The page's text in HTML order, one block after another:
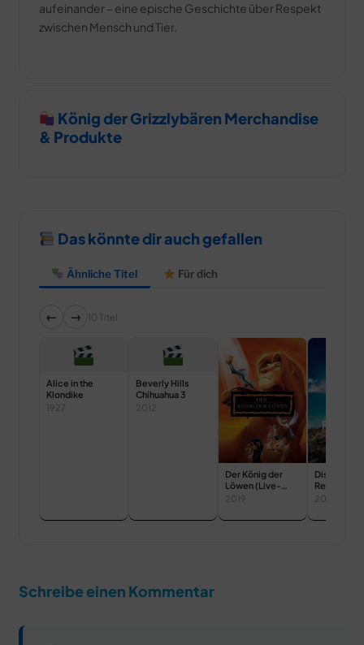
aufeinander – eine epische Geschichte über Respekt
zwischen Mensch und Tier.
König der Grizzlybären Merchandise
& Produkte
Das könnte dir auch gefallen
Ähnliche Titel Für dich
← → 10 Titel
Alice in the
Klondike
1927
Beverly Hills
Chihuahua 3
2012
Der König der
Löwen (Live-
Action)
2019
Disneys
Requisiten
2020
Schreibe einen Kommentar